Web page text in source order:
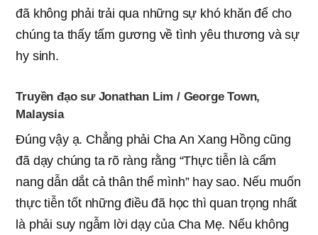
đã không phải trải qua những sự khó khăn để cho
chúng ta thấy tấm gương về tình yêu thương và sự
hy sinh.
Truyền đạo sư Jonathan Lim / George Town,
Malaysia
Đúng vậy ạ. Chẳng phải Cha An Xang Hồng cũng
đã dạy chúng ta rõ ràng rằng “Thực tiễn là cẩm
nang dẫn dắt cả thân thể mình” hay sao. Nếu muốn
thực tiễn tốt những điều đã học thì quan trọng nhất
là phải suy ngẫm lời dạy của Cha Mẹ. Nếu không